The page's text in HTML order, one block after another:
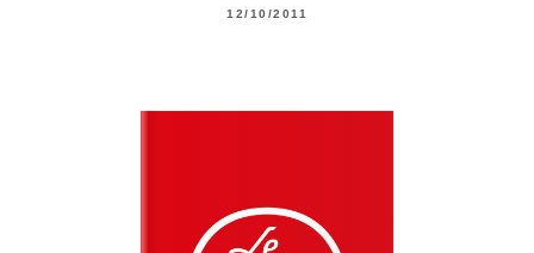
12/10/2011